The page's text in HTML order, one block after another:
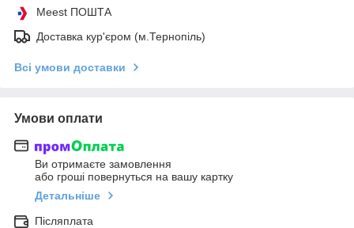
Meest ПОШТА
Доставка кур'єром (м.Тернопіль)
Всі умови доставки
Умови оплати
Ви отримаєте замовлення
або гроші повернуться на вашу картку
Детальніше
Післяплата